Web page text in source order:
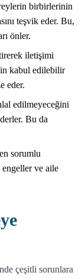
birbirlerinin
teşvik eder. Bu,
önler.
iletişimi
kabul edilebilir
eder.
edilmeyeceğini
Bu da
sorumlu
engeller ve aile
çeşitli sorunlara